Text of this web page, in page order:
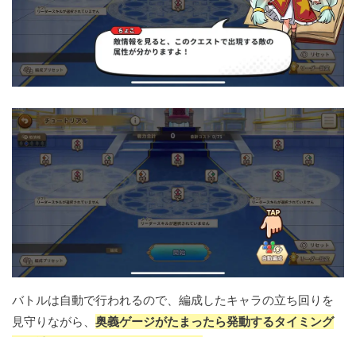
バトルは自動で行われるので、編成したキャラの立ち回りを
見守りながら、 奥義ゲージがたまったら発動するタイミング